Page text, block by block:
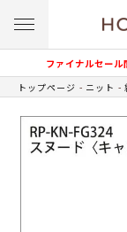
ファイナルセー
トップページ ニット